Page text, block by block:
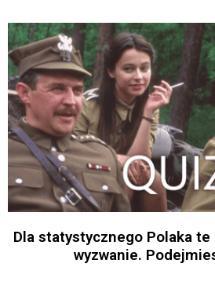
Dla statystycznego Polaka
wyzwanie.